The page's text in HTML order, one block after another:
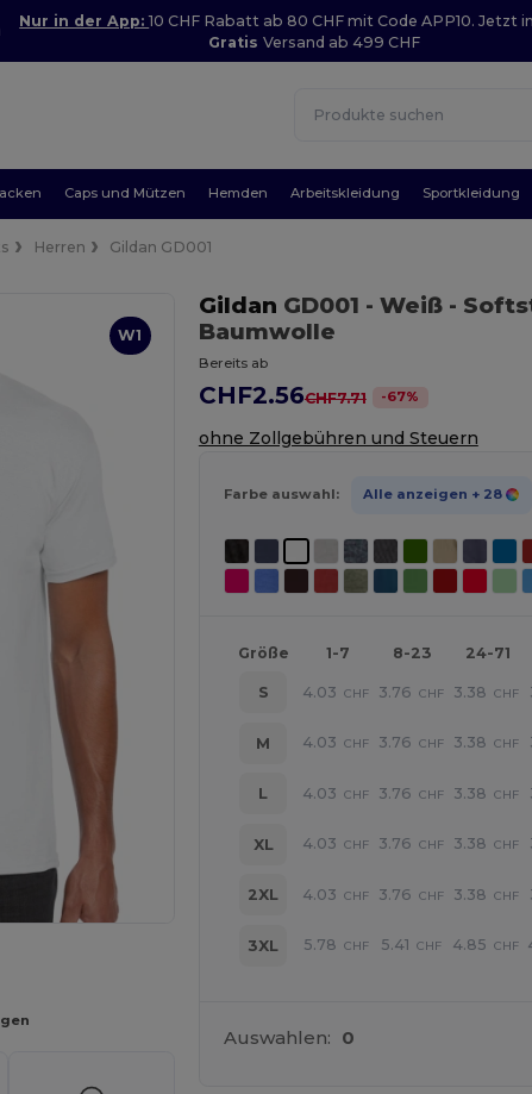
Nur in der App:10 CHF Rabatt ab 80 CHF mit Code APP10. Jetzt
Gratis Versand ab 499 CHF
Caps und Mützen Hemden Arbeitskleidung Sportkleidung
Herren Gildan GD001
W1
Gildan GD001 - Weiß-
Baumwolle
Bereits ab
CHF2.56CHF7.71 -67%
ohne Zollgebühren und Steuern
Farbe auswahl: Alle anzeigen + 28
Größe 1-7 8-23 24-71
S 4.03 CHF 3.76 CHF 3.38 CHF
M 4.03 CHF 3.76 CHF 3.38 CHF
L 4.03 CHF 3.76 CHF 3.38 CHF
XL 4.03 CHF 3.76 CHF 3.38 CHF
2XL 4.03 CHF 3.76 CHF 3.38 CHF
3XL 5.78 CHF 5.41 CHF 4.85 CHF
Auswahlen: 0